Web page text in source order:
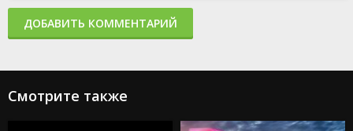
ДОБАВИТЬ КОММЕНТАРИЙ
Смотрите также